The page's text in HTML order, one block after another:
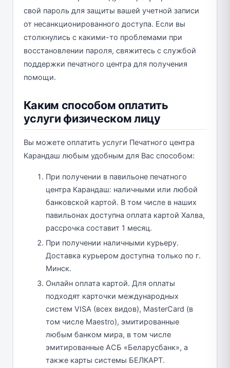
свой пароль для защиты вашей учетной записи
от несанкционированного доступа. Если вы
столкнулись с какими-то проблемами при
восстановлении пароля, свяжитесь с службой
поддержки печатного центра для получения
помощи.
Каким способом оплатить
услуги физическом лицу
Вы можете оплатить услуги Печатного центра
Карандаш любым удобным для Вас способом:
При получении в павильоне печатного
центра Карандаш: наличными или любой
банковской картой. В том числе в наших
павильонах доступна оплата картой Халва,
рассрочка составит 1 месяц.
При получении наличными курьеру.
Доставка курьером доступна только по г.
Минск.
Онлайн оплата картой. Для оплаты
подходят карточки международных
систем VISA (всех видов), MasterCard (в
том числе Maestro), эмитированные
любым банком мира, в том числе
эмитированные АСБ «Беларусбанк», а
также карты системы БЕЛКАРТ.